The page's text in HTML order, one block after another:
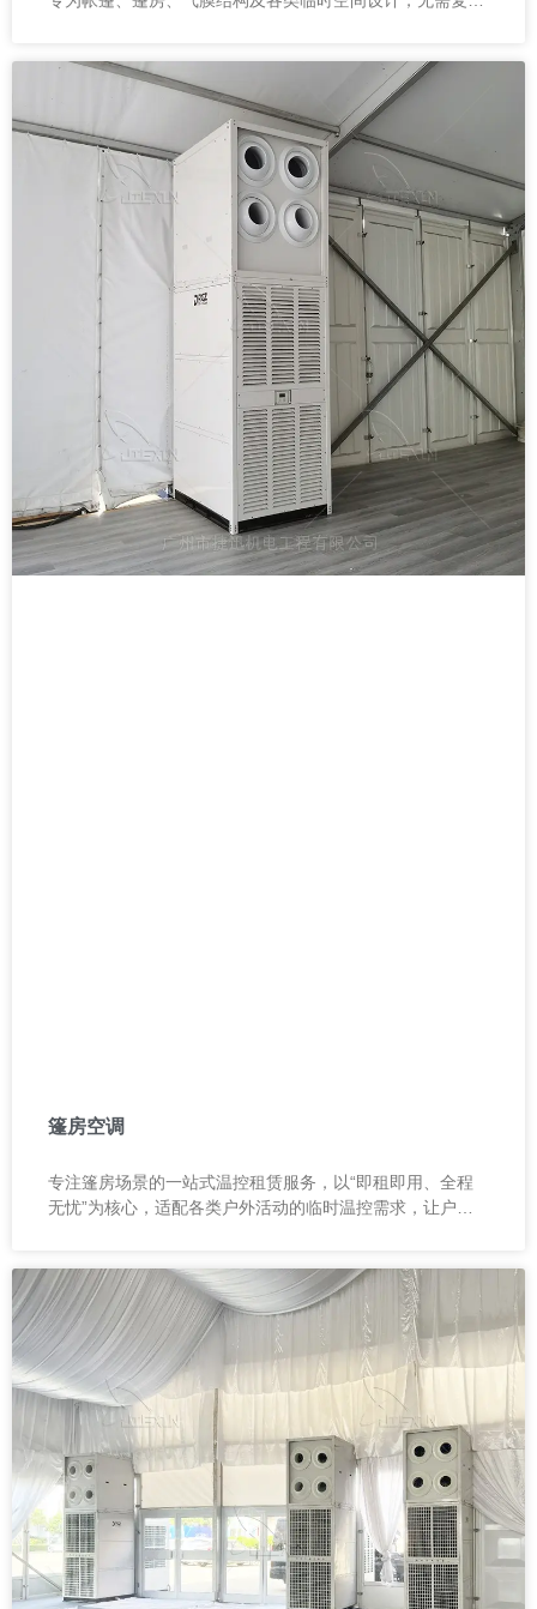
篷房空调
专注篷房场景的一站式温控租赁服务，以“即租即用、全程
无忧”为核心，适配各类户外活动的临时温控需求，让户外